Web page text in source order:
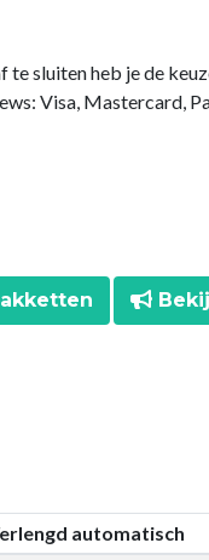
te sluiten heb je de
Visa, Mastercard,
automatisch